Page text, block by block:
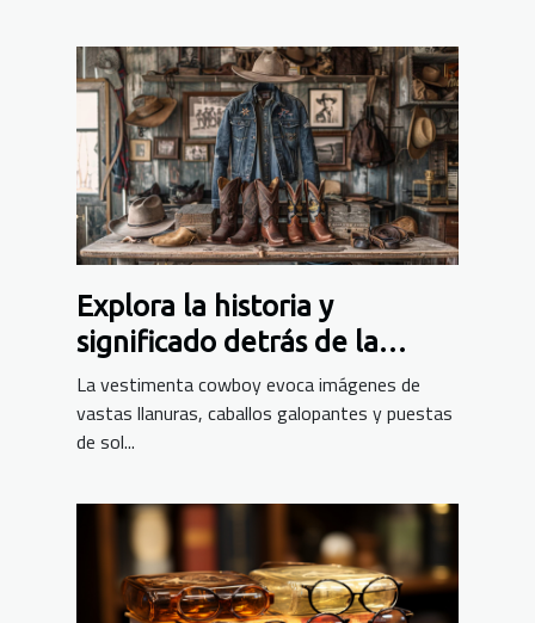
Explora la historia y
significado detrás de la
vestimenta cowboy
La vestimenta cowboy evoca imágenes de
vastas llanuras, caballos galopantes y puestas
de sol...